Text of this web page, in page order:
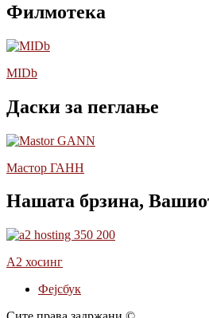
Филмотека
MIDb
Даски за пеглање
Мастор ГАНН
Нашата брзина,
А2 хосинг
Фејсбук